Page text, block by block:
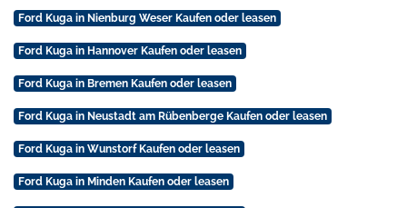
Ford Kuga in Nienburg Weser Kaufen oder leasen
Ford Kuga in Hannover Kaufen oder leasen
Ford Kuga in Bremen Kaufen oder leasen
Ford Kuga in Neustadt am Rübenberge Kaufen oder leasen
Ford Kuga in Wunstorf Kaufen oder leasen
Ford Kuga in Minden Kaufen oder leasen